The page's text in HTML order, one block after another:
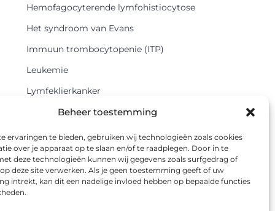
Beheer toestemming
ervaringen te bieden, gebruiken wij technologieën zoals cookies
over je apparaat op te slaan en/of te raadplegen. Door in te
deze technologieën kunnen wij gegevens zoals surfgedrag of
deze site verwerken. Als je geen toestemming geeft of uw
intrekt, kan dit een nadelige invloed hebben op bepaalde functies
Hemofagocyterende lymfohistiocytose
Het syndroom van Evans
Immuun trombocytopenie (ITP)
Leukemie
Lymfeklierkanker
Methemoglobinemie
Myelodysplastisch syndroom
Onbegrepen pancytopenie
Polycythaemia vera